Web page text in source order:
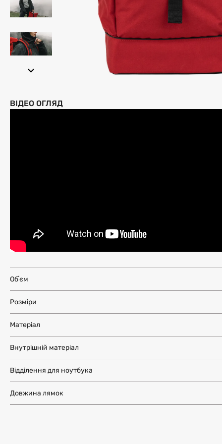
ВІДЕО ОГЛЯД
Обʼєм
Розміри
Матеріал
Внутрішній матеріал
Відділення для ноутбука
Довжина лямок